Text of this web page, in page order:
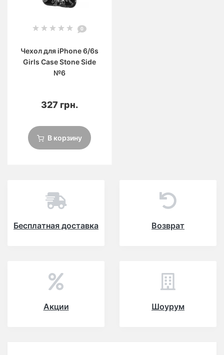
0
Чехол для iPhone 6/6s
Girls Case Stone Side
№6
327 грн.
В корзину
Бесплатная доставка Возврат
Акции Шоурум